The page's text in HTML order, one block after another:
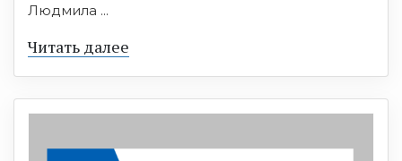
Людмила ...
Читать далее